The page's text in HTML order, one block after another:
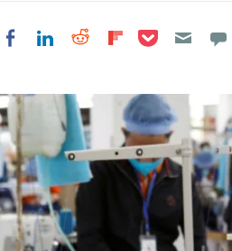
Share on Facebook
Share on LinkedIn
Share on Reddit
Share on
Share on Pocket